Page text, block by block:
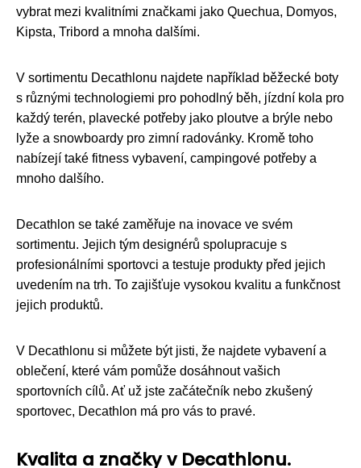
vybrat mezi kvalitními značkami jako Quechua, Domyos,
Kipsta, Tribord a mnoha dalšími.
V sortimentu Decathlonu najdete například běžecké boty
s různými technologiemi pro pohodlný běh, jízdní kola pro
každý terén, plavecké potřeby jako ploutve a brýle nebo
lyže a snowboardy pro zimní radovánky. Kromě toho
nabízejí také fitness vybavení, campingové potřeby a
mnoho dalšího.
Decathlon se také zaměřuje na inovace ve svém
sortimentu. Jejich tým designérů spolupracuje s
profesionálními sportovci a testuje produkty před jejich
uvedením na trh. To zajišťuje vysokou kvalitu a funkčnost
jejich produktů.
V Decathlonu si můžete být jisti, že najdete vybavení a
oblečení, které vám pomůže dosáhnout vašich
sportovních cílů. Ať už jste začátečník nebo zkušený
sportovec, Decathlon má pro vás to pravé.
Kvalita a značky v Decathlonu.